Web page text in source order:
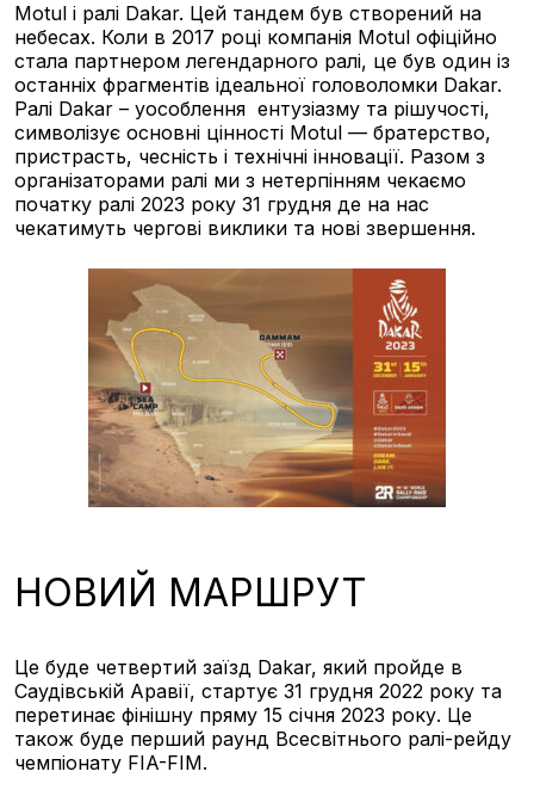
Motul і ралі Dakar. Цей тандем був створений на
небесах. Коли в 2017 році компанія Motul офіційно
стала партнером легендарного ралі, це був один із
останніх фрагментів ідеальної головоломки Dakar.
Ралі Dakar – уособлення ентузіазму та рішучості,
символізує основні цінності Motul — братерство,
пристрасть, чесність і технічні інновації. Разом з
організаторами ралі ми з нетерпінням чекаємо
початку ралі 2023 року 31 грудня де на нас
чекатимуть чергові виклики та нові звершення.
НОВИЙ МАРШРУТ
Це буде четвертий заїзд Dakar, який пройде в
Саудівській Аравії, стартує 31 грудня 2022 року та
перетинає фінішну пряму 15 січня 2023 року. Це
також буде перший раунд Всесвітнього ралі-рейду
чемпіонату FIA-FIM.